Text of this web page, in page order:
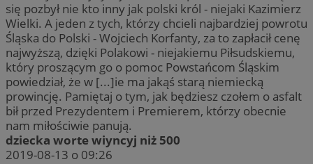
się pozbył nie kto inny jak polski król - niejaki Kazimierz
Wielki. A jeden z tych, którzy chcieli najbardziej powrotu
Śląska do Polski - Wojciech Korfanty, za to zapłacił cenę
najwyższą, dzięki Polakowi - niejakiemu Piłsudskiemu,
który proszącym go o pomoc Powstańcom Śląskim
powiedział, że w [...]ie ma jakąś starą niemiecką
prowincję. Pamiętaj o tym, jak będziesz czołem o asfalt
bił przed Prezydentem i Premierem, którzy obecnie
nam miłościwie panują.
dziecka worte wiyncyj niż 500
2019-08-13 o 09:26